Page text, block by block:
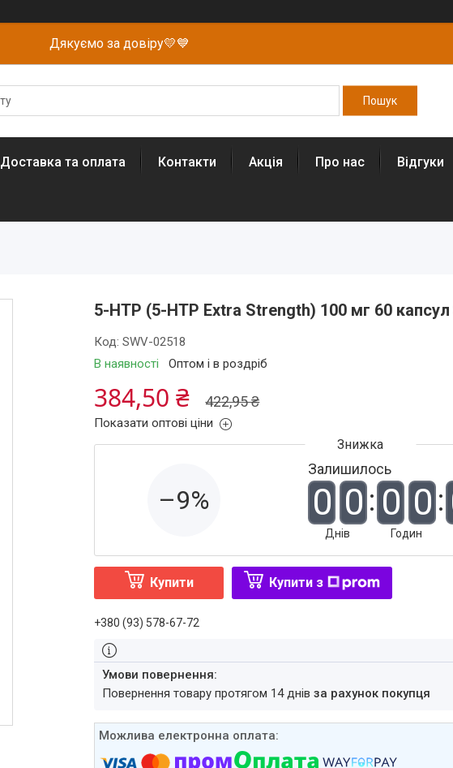
Дякуємо за довіру💛💙
Доставка та оплата Контакти Акція Про нас Відгуки
5-HTP (5-HTP Extra Strength) 100 мг 60
В наявності Оптом і в роздріб
Код:SWV-02518
422,95 ₴
384,50 ₴
Показати оптові ціни
–9%
Залишилось
0 0
Днів
0 0
Годин
Купити Купити з
+380 (93) 578-67-72
повернення товару протягом 14 днівза рахунок покупця